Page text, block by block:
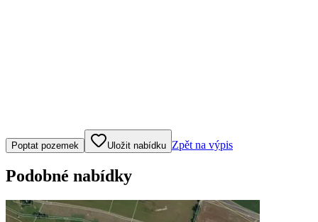
Klepněte nebo klikněte pro ovládání mapy
Poptat pozemek Uložit nabídku Zpět na výpis
Podobné nabídky